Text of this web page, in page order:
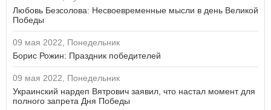
Любовь Безсолова: Несвоевременные мысли в день Великой
Победы
09 мая 2022, Понедельник
Борис Рожин: Праздник победителей
09 мая 2022, Понедельник
Украинский нардеп Вятрович заявил, что настал момент для
полного запрета Дня Победы